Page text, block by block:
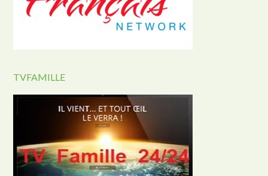
TVFAMILLE